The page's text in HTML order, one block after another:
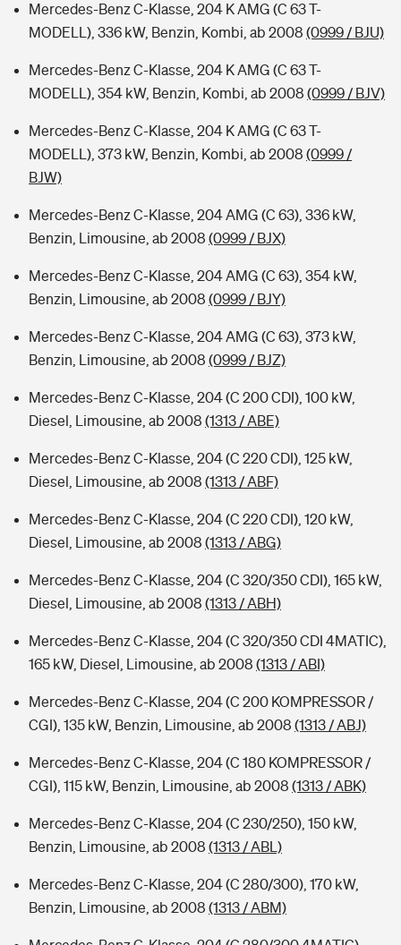
Mercedes-Benz C-Klasse, 204 K AMG (C 63 T-
MODELL), 336 kW, Benzin, Kombi, ab 2008 (0999 / BJU)
Mercedes-Benz C-Klasse, 204 K AMG (C 63 T-
MODELL), 354 kW, Benzin, Kombi, ab 2008 (0999 / BJV)
Mercedes-Benz C-Klasse, 204 K AMG (C 63 T-
MODELL), 373 kW, Benzin, Kombi, ab 2008 (0999 /
BJW)
Mercedes-Benz C-Klasse, 204 AMG (C 63), 336 kW,
Benzin, Limousine, ab 2008 (0999 / BJX)
Mercedes-Benz C-Klasse, 204 AMG (C 63), 354 kW,
Benzin, Limousine, ab 2008 (0999 / BJY)
Mercedes-Benz C-Klasse, 204 AMG (C 63), 373 kW,
Benzin, Limousine, ab 2008 (0999 / BJZ)
Mercedes-Benz C-Klasse, 204 (C 200 CDI), 100 kW,
Diesel, Limousine, ab 2008 (1313 / ABE)
Mercedes-Benz C-Klasse, 204 (C 220 CDI), 125 kW,
Diesel, Limousine, ab 2008 (1313 / ABF)
Mercedes-Benz C-Klasse, 204 (C 220 CDI), 120 kW,
Diesel, Limousine, ab 2008 (1313 / ABG)
Mercedes-Benz C-Klasse, 204 (C 320/350 CDI), 165 kW,
Diesel, Limousine, ab 2008 (1313 / ABH)
Mercedes-Benz C-Klasse, 204 (C 320/350 CDI 4MATIC),
165 kW, Diesel, Limousine, ab 2008 (1313 / ABI)
Mercedes-Benz C-Klasse, 204 (C 200 KOMPRESSOR /
CGI), 135 kW, Benzin, Limousine, ab 2008 (1313 / ABJ)
Mercedes-Benz C-Klasse, 204 (C 180 KOMPRESSOR /
CGI), 115 kW, Benzin, Limousine, ab 2008 (1313 / ABK)
Mercedes-Benz C-Klasse, 204 (C 230/250), 150 kW,
Benzin, Limousine, ab 2008 (1313 / ABL)
Mercedes-Benz C-Klasse, 204 (C 280/300), 170 kW,
Benzin, Limousine, ab 2008 (1313 / ABM)